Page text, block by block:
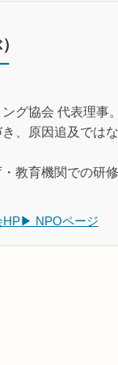
グ協会 代表理事
、原因追及では
教育機関での研
▶ NPOページ